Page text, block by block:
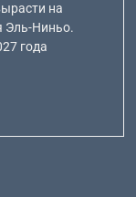
на
Эль-Ниньо.
года